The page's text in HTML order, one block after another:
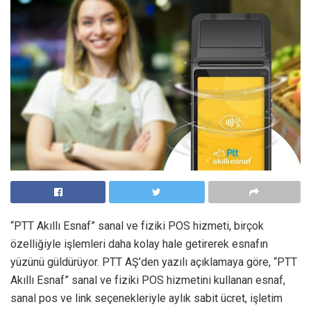
“PTT Akıllı Esnaf” sanal ve fiziki POS hizmeti, birçok
özelliğiyle işlemleri daha kolay hale getirerek esnafın
yüzünü güldürüyor. PTT AŞ’den yazılı açıklamaya göre, “PTT
Akıllı Esnaf” sanal ve fiziki POS hizmetini kullanan esnaf,
sanal pos ve link seçenekleriyle aylık sabit ücret, işletim